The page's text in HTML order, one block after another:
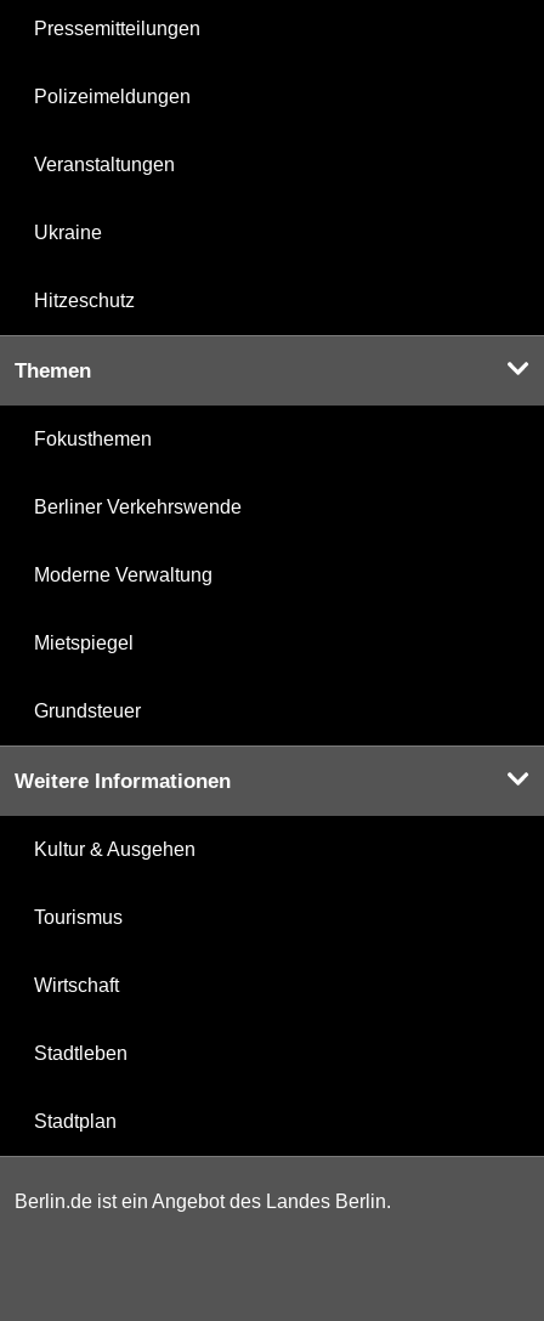
Pressemitteilungen
Polizeimeldungen
Veranstaltungen
Ukraine
Hitzeschutz
Themen
Fokusthemen
Berliner Verkehrswende
Moderne Verwaltung
Mietspiegel
Grundsteuer
Weitere Informationen
Kultur & Ausgehen
Tourismus
Wirtschaft
Stadtleben
Stadtplan
Berlin.de ist ein Angebot des Landes Berlin.